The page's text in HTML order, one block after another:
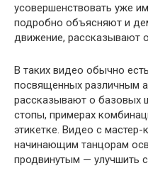
усовершенствовать уже
подробно объясняют и
движение, рассказывают
В таких видео обычно
посвященных различным
рассказывают о базовых
стопы, примерах
этикетке. Видео с
начинающим танцорам
продвинутым — улучшить